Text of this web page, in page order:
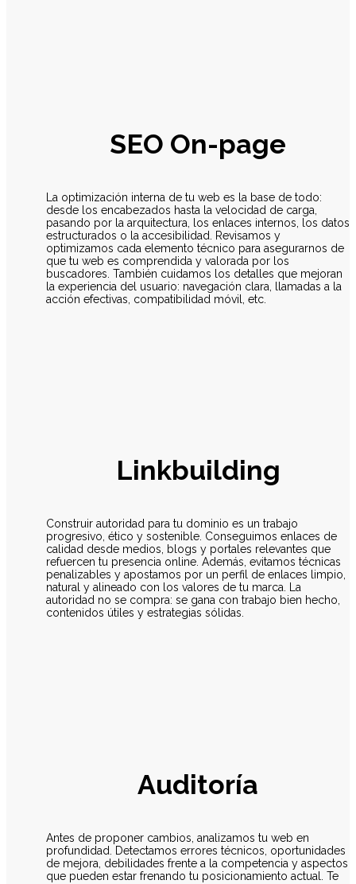
SEO On-page
La optimización interna de tu web es la base de todo:
desde los encabezados hasta la velocidad de carga,
pasando por la arquitectura, los enlaces internos, los datos
estructurados o la accesibilidad. Revisamos y
optimizamos cada elemento técnico para asegurarnos de
que tu web es comprendida y valorada por los
buscadores. También cuidamos los detalles que mejoran
la experiencia del usuario: navegación clara, llamadas a la
acción efectivas, compatibilidad móvil, etc.
Linkbuilding
Construir autoridad para tu dominio es un trabajo
progresivo, ético y sostenible. Conseguimos enlaces de
calidad desde medios, blogs y portales relevantes que
refuercen tu presencia online. Además, evitamos técnicas
penalizables y apostamos por un perfil de enlaces limpio,
natural y alineado con los valores de tu marca. La
autoridad no se compra: se gana con trabajo bien hecho,
contenidos útiles y estrategias sólidas.
Auditoría
Antes de proponer cambios, analizamos tu web en
profundidad. Detectamos errores técnicos, oportunidades
de mejora, debilidades frente a la competencia y aspectos
que pueden estar frenando tu posicionamiento actual. Te